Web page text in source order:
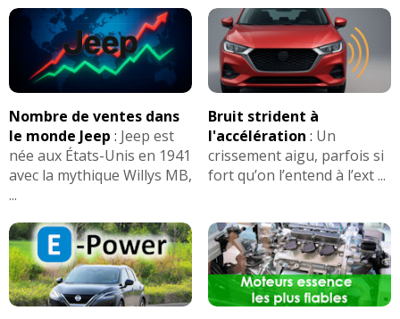
Nombre de ventes dans
le monde Jeep : Jeep est
née aux États-Unis en 1941
avec la mythique Willys MB,
...
Bruit strident à
l'accélération : Un
crissement aigu, parfois si
fort qu’on l’entend à l’ext ...